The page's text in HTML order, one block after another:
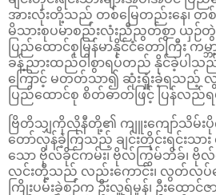
အားလုံးတို့သည် တစ်မြေတည်းနေ၊ တ
မိသားစုပမာစည်းလုံးညီညွတ်စွာ ယှဉ်တွဲ
ပြည်ထောင်စုမြန်မာနိုင်ငံတော်ကြီး
ခန့်ညားထည်ဝါစွာရပ်တည် နိုင်ခဲ့ပါသည်
ကြောင့် မတတ်သာ၍ ဆုံးရှုံးခဲ့ရသည့်
ပြည်ထောင်စု စိတ်ဓာတ်ဖြင့် ပြန်လည်
ဗြိတိသျှကိုလိုနီတို့၏ ကျူးကျော်သိမ်းပို
တော်လှန်ခဲ့ကြသည့် ချင်းတိုင်းရင်းသား ခ
သော ဗိုလ်ခိုင်ကမ်း၊ ဗိုလ်ကြွမ်ဘိခ်၊
လင်းတို့သည် လည်းကောင်း၊ လွတ်လ
ကြိုးပမ်းခဲ့စဉ်က ဦးလှူရ်မှုန်၊ ဦးထောင်ဇ